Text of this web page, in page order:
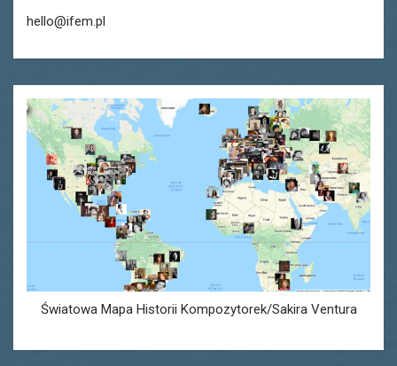
hello@ifem.pl
Światowa Mapa Historii Kompozytorek/Sakira Ventura